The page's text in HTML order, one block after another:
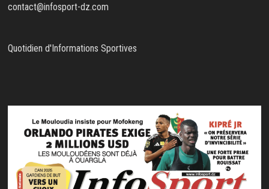
contact@infosport-dz.com
Quotidien d'Informations Sportives